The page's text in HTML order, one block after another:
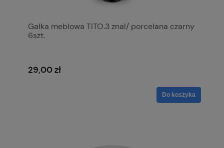
Gałka meblowa TITO.3 znal/ porcelana czarny
6szt.
29,00 zł
Do koszyka